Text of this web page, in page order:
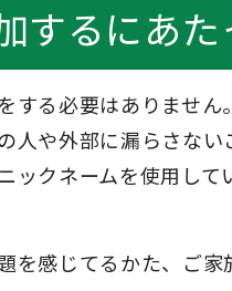
するにあた
する必要はありませ
人や外部に漏らさな
ックネームを使用し
を感じてるかた、ご家